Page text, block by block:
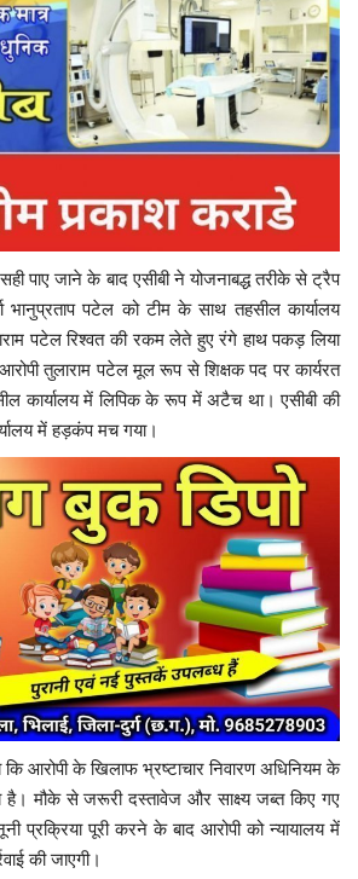
पाए जाने के बाद एसीबी ने योजनाबद्ध तरीके से ट्रैप
भानुप्रताप पटेल को टीम के साथ तहसील कार्यालय
पटेल रिश्वत की रकम लेते हुए रंगे हाथ पकड़ लिया
तुलाराम पटेल मूल रूप से शिक्षक पद पर कार्यरत
कार्यालय में लिपिक के रूप में अटैच था। एसीबी की
में हड़कंप मच गया।
कि आरोपी के खिलाफ भ्रष्टाचार निवारण अधिनियम के
है। मौके से जरूरी दस्तावेज और साक्ष्य जब्त किए गए
प्रक्रिया पूरी करने के बाद आरोपी को न्यायालय में
की जाएगी।